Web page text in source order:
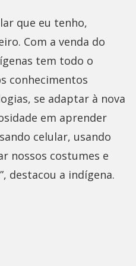
que eu tenho,
Com a venda do
tem todo o
conhecimentos
se adaptar à nova
em aprender
celular, usando
nossos costumes e
destacou a indígena.